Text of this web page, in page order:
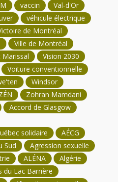
vaccin
Val-d'Or
véhicule électrique
de Montréal
Ville de Montréal
Marissal
Vision 2030
Voiture conventionnelle
Windsor
Zohran Mamdani
Accord de Glasgow
solidaire
AÉCG
Sud
Agression sexuelle
ALÉNA
Algérie
du Lac Barrière